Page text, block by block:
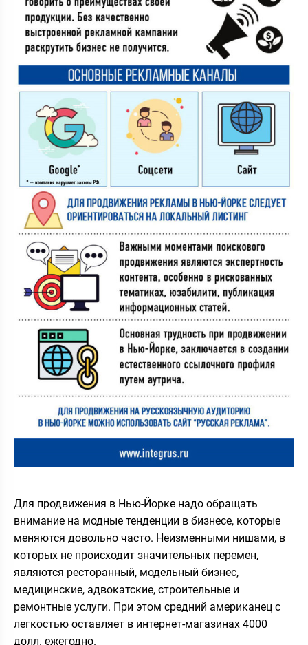
Для продвижения в Нью-Йорке надо обращать
внимание на модные тенденции в бизнесе, которые
меняются довольно часто. Неизменными нишами, в
которых не происходит значительных перемен,
являются ресторанный, модельный бизнес,
медицинские, адвокатские, строительные и
ремонтные услуги. При этом средний американец с
легкостью оставляет в интернет-магазинах 4000
долл. ежегодно.